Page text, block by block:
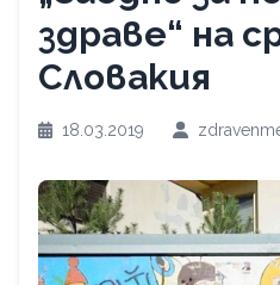
здраве“ на
Словакия
18.03.2019